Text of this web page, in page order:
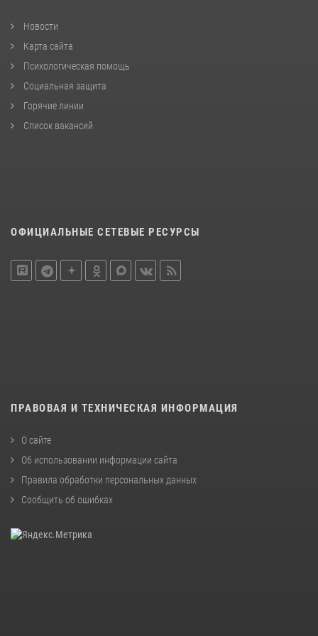
Новости
Карта сайта
Психологическая помощь
Социальная защита
Горячие линии
Список вакансий
ОФИЦИАЛЬНЫЕ СЕТЕВЫЕ РЕСУРСЫ
ПРАВОВАЯ И ТЕХНИЧЕСКАЯ ИНФОРМАЦИЯ
О сайте
Об использовании информации сайта
Правила обработки персональных данных
Сообщить об ошибках